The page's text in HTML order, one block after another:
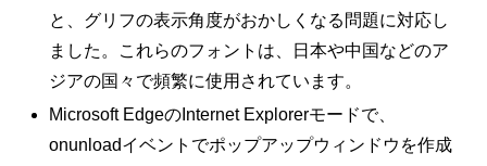
と、グリフの表示角度がおかしくなる問題に対応し
ました。これらのフォントは、日本や中国などのア
ジアの国々で頻繁に使用されています。
Microsoft EdgeのInternet Explorerモードで、
onunloadイベントでポップアップウィンドウを作成